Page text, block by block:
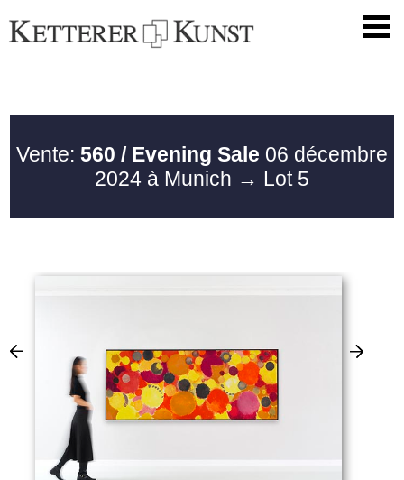
Vente: 560 / Evening Sale 06 décembre
2024 à Munich → Lot 5